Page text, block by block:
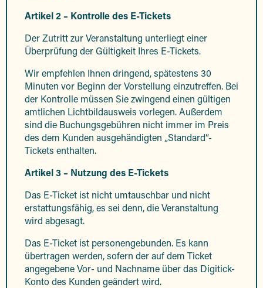
Artikel 2 – Kontrolle des E-Tickets
Der Zutritt zur Veranstaltung unterliegt einer
Überprüfung der Gültigkeit Ihres E-Tickets.
Wir empfehlen Ihnen dringend, spätestens 30
Minuten vor Beginn der Vorstellung einzutreffen. Bei
der Kontrolle müssen Sie zwingend einen gültigen
amtlichen Lichtbildausweis vorlegen. Außerdem
sind die Buchungsgebühren nicht immer im Preis
des dem Kunden ausgehändigten „Standard“-
Tickets enthalten.
Artikel 3 – Nutzung des E-Tickets
Das E-Ticket ist nicht umtauschbar und nicht
erstattungsfähig, es sei denn, die Veranstaltung
wird abgesagt.
Das E-Ticket ist personengebunden. Es kann
übertragen werden, sofern der auf dem Ticket
angegebene Vor- und Nachname über das Digitick-
Konto des Kunden geändert wird.